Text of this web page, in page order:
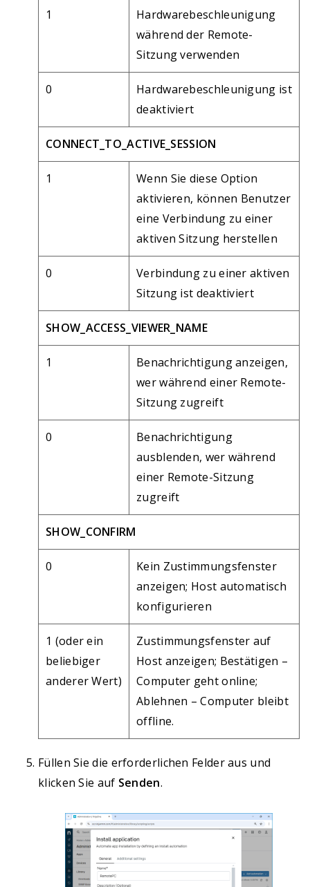
1
Hardwarebeschleunigung
während der Remote-
Sitzung verwenden
0
Hardwarebeschleunigung ist
deaktiviert
CONNECT_TO_ACTIVE_SESSION
1
Wenn Sie diese Option
aktivieren, können Benutzer
eine Verbindung zu einer
aktiven Sitzung herstellen
0
Verbindung zu einer aktiven
Sitzung ist deaktiviert
SHOW_ACCESS_VIEWER_NAME
1
Benachrichtigung anzeigen,
wer während einer Remote-
Sitzung zugreift
0
Benachrichtigung
ausblenden, wer während
einer Remote-Sitzung
zugreift
SHOW_CONFIRM
0
Kein Zustimmungsfenster
anzeigen; Host automatisch
konfigurieren
1 (oder ein
beliebiger
anderer Wert)
Zustimmungsfenster auf
Host anzeigen; Bestätigen –
Computer geht online;
Ablehnen – Computer bleibt
offline.
Füllen Sie die erforderlichen Felder aus und
klicken Sie auf Senden.